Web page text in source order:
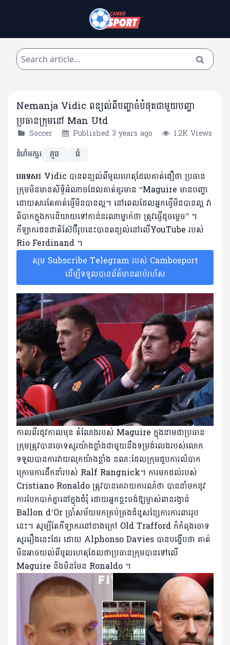
Nemanja Vidic ពន្យល់ពីបញ្ហាធំបំផុតជាមួយបញ្ហា
ប្រធានក្រុមនៅ Man Utd
Soccer Published 3 years ago
1.2K Views
ទំហំអក្សរ
តូច ធំ
បរទេស៖ Vidic បានពន្យល់ពីមូលហេតុដែលគាត់ជឿថា ប្រធាន
ក្រុមមិនមានសិទ្ធិអំណាចដែលគាត់គួរមាន “Maguire មានបញ្ហា
ដោយសារតែគាត់ធ្វើមិនបានល្អ។ នៅពេលដែលអ្នកធ្វើមិនបានល្អ វា
ពិបាកក្នុងការនិយាយទៅកាន់នរណាម្នាក់ថា ត្រូវធ្វើដូចម្តេច” ។
កីឡាករជនជាតិស៊ែប៊ីរូបនេះបានពន្យល់នៅលើYouTube របស់
Rio Ferdinand ។
សូម Subscribe Telegram របស់ Cambosport
ដើម្បីទទួលបានព័ត៌មានឆាប់រហ័ស
កាល​ពី​រដូវ​កាល​មុន តំណែង​របស់ Maguire ក្នុង​នាម​ជា​ប្រធាន​
ក្រុម​ត្រូវ​បាន​ចោទ​សួរ​យ៉ាង​ខ្លាំង​ជាមួយ​នឹង​ទម្រង់​លេង​របស់​លោក​
ទទួល​បាន​ការ​វាយ​លុក​យ៉ាង​ខ្លាំង ខណៈ​ដែល​ក្រុម​ជួប​ការ​លំបាក​
ក្រោម​ការ​ដឹកនាំ​របស់ Ralf Rangnick។ ការមកដល់របស់
Cristiano Ronaldo ត្រូវបានគេរាយការណ៍ថា បាននាំមកនូវ
ការបែកបាក់គ្នានៅក្នុងជំរុំ ដោយអ្នកខ្លះចង់ឱ្យម្ចាស់ពានរង្វាន់
Ballon d’Or ប្រាំសម័យមកគ្រប់គ្រងជំនួសខ្សែការការពាររូប
នេះ។ សូម្បីតែកីឡាករនៅខាងក្រៅ Old Trafford ក៏កំពុងចោទ
សួររឿងនេះដែរ ដោយ Alphonso Davies បានបង្ហើបថា គាត់
មិនអាចយល់ពីមូលហេតុដែលថាប្រធានក្រុមបានទៅលើ
Maguire និងមិនមែន Ronaldo ។